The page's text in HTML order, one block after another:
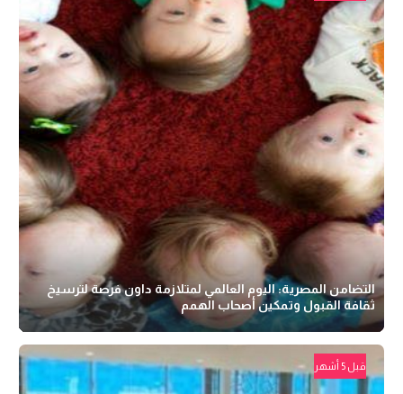
التضامن المصرية: اليوم العالمي لمتلازمة داون فرصة لترسيخ
ثقافة القبول وتمكين أصحاب الهمم
قبل 5 أشهر